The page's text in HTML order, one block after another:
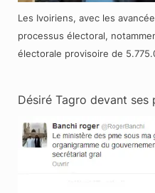
Les Ivoiriens, avec les
processus électoral,
électorale provisoire de
Désiré Tagro devant ses